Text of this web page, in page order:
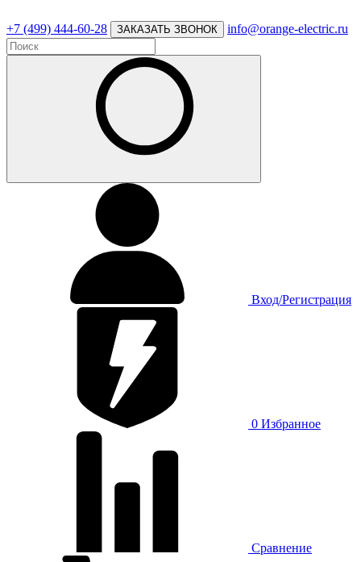
+7 (499) 444-60-28 ЗАКАЗАТЬ ЗВОНОК info@orange-electric.ru
Вход/Регистрация
0 Избранное
Сравнение